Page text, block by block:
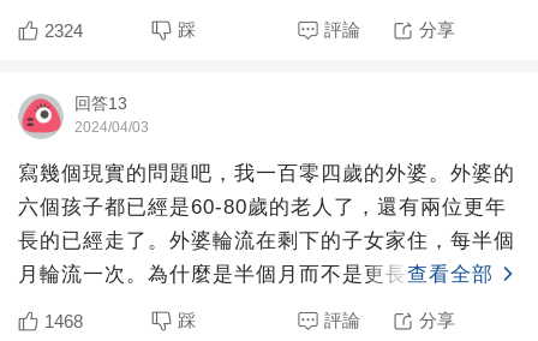
吃，該花的不花，
2324 踩 評論 分享
回答13
2024/04/03
寫幾個現實的問題吧，我一百零四歲的外婆。外婆的
六個孩子都已經是60-80歲的老人了，還有兩位更年
長的已經走了。外婆輪流在剩下的子女家住，每半個
月輪流一次。為什麼是半個月而不是更長？因為堅持
不了更長的時
查看全部
1468 踩 評論 分享